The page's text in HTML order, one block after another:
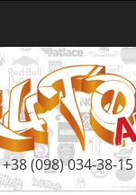
+38 (098) 034-38-15